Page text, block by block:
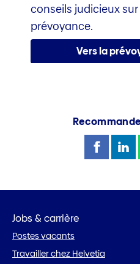
conseils judicieux
prévoyance.
Vers la
Jobs & carrière
Postes vacants
Travailler chez Helvetia